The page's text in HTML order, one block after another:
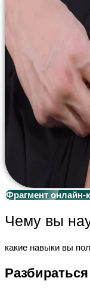
Фрагмент онлайн-
Чему вы
какие навыки вы